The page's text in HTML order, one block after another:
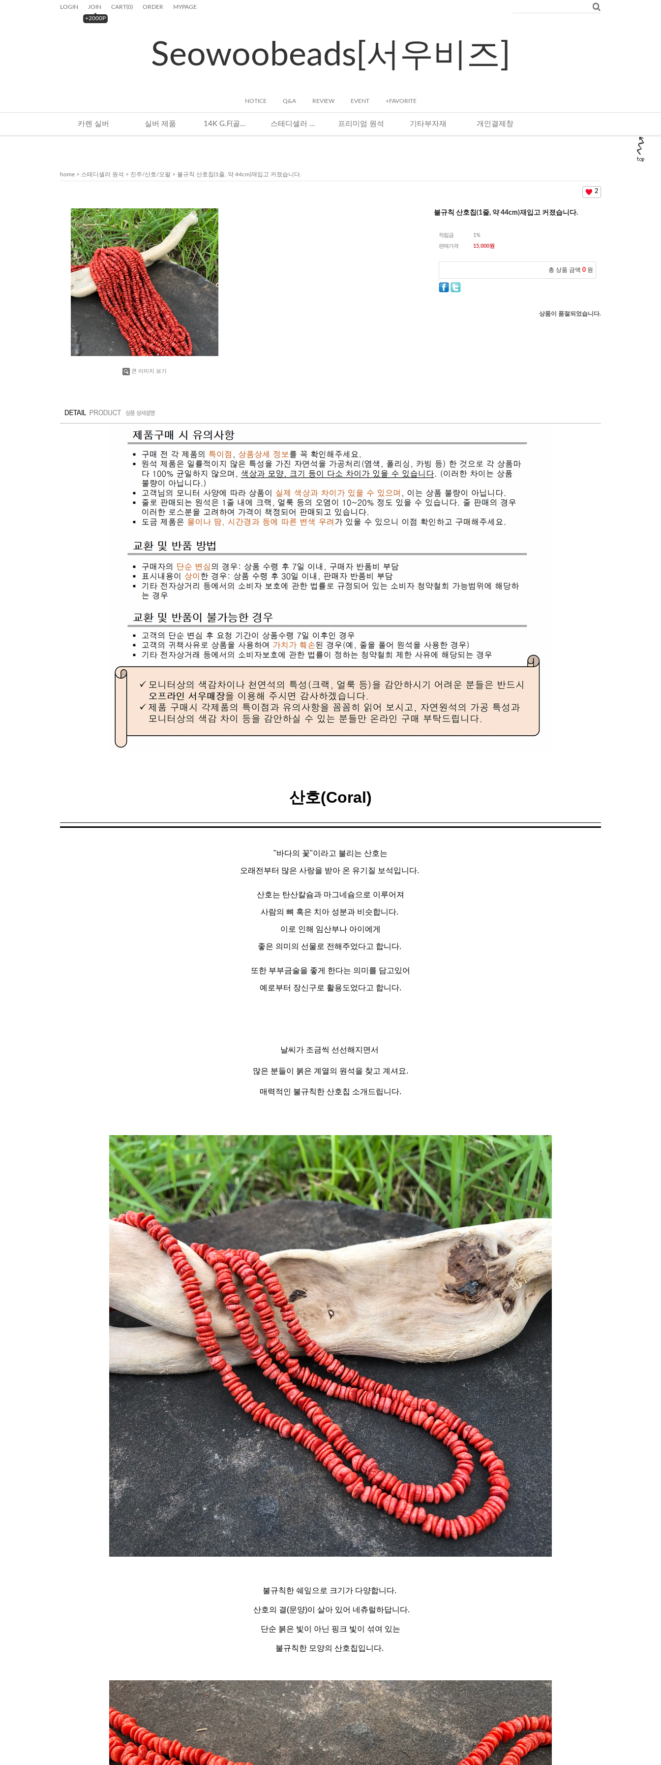
LOGIN
JOIN
+2000P
CART(0) ORDER MYPAGE
Seowoobeads[서우비즈]
NOTICE Q&A REVIEW EVENT +FAVORITE
카렌 실버 실버 제품 14K G.F(골드필드) 스테디셀러 원석 프리미엄 원석 기타부자재 개인결제창
home > 스테디셀러 원석 > 진주/산호/오팔 > 불규칙 산호칩(1줄, 약 44cm)재입고 커졌습니다.
큰 이미지 보기
2
불규칙 산호칩(1줄, 약 44cm)재입고 커졌습니다.
적립금
1%
판매가격
15,000원
총 상품 금액 0 원
상품이 품절되었습니다.
산호(Coral)
"바다의 꽃"이라고 불리는 산호는
오래전부터 많은 사랑을 받아 온 유기질 보석입니다.
산호는 탄산칼슘과 마그네슘으로 이루어져
사람의 뼈 혹은 치아 성분과 비슷합니다.
이로 인해 임산부나 아이에게
좋은 의미의 선물로 전해주었다고 합니다.
또한 부부금술을 좋게 한다는 의미를 담고있어
예로부터 장신구로 활용도었다고 합니다.
날씨가 조금씩 선선해지면서
많은 분들이 붉은 계 열의 원석을 찾고 계셔요.
매력적인 불규칙한 산호칩 소개드립니다.
불규칙한 쉐잎으로 크기가 다양합니다.
산호의 결(문양)이 살아 있어 네츄럴하답니다.
단순 붉은 빛이 아닌 핑크 빛이 섞여 있는
불규칙한 모양의 산호칩입니다.